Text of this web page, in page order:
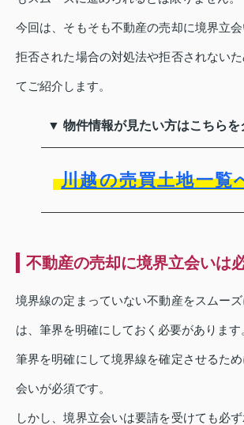
今回は、そもそも不動産の売却に境界立会
拒否された場合の対処法や拒否されない
てご紹介します。
▼ 物件情報が見たい方はこちら
川越の売買土地一覧
不動産の売却に境界立会いは
境界線の定まっていない不動産をスムー
は、筆界を明確にしておく必要があります
筆界を明確にして境界線を確定させるた
会いが必須です。
しかし、境界立会いは要請を受けても必